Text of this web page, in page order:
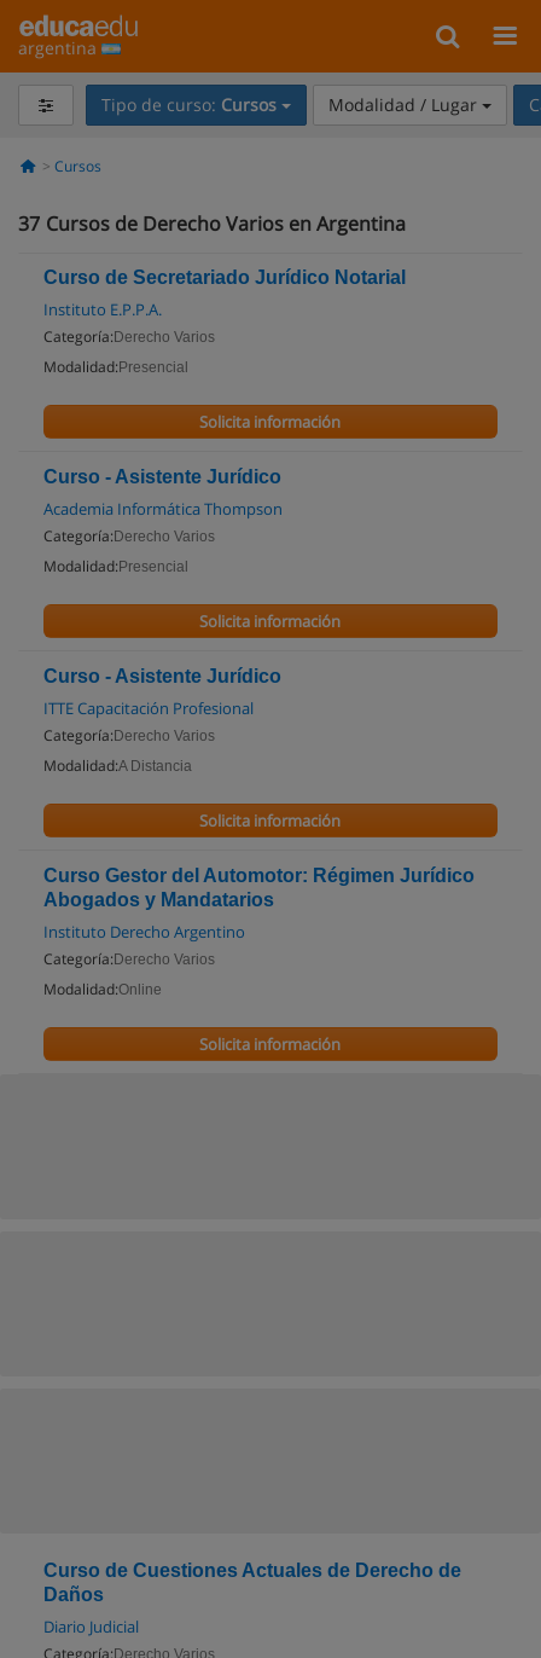
argentina
Tipo de curso: Cursos Modalidad / Lugar
Cursos
37 Cursos de Derecho Varios en Argentina
Curso de Secretariado Jurídico Notarial
Instituto E.P.P.A.
Categoría: Derecho Varios
Modalidad: Presencial
Solicita información
Curso - Asistente Jurídico
Academia Informática Thompson
Categoría: Derecho Varios
Modalidad: Presencial
Solicita información
Curso - Asistente Jurídico
ITTE Capacitación Profesional
Categoría: Derecho Varios
Modalidad:A Distancia
Solicita información
Curso Gestor del Automotor: Régimen Jurídico
Abogados y Mandatarios
Instituto Derecho Argentino
Categoría: Derecho Varios
Modalidad:Online
Solicita información
Curso de Cuestiones Actuales de Derecho de
Daños
Diario Judicial
Categoría: Derecho Varios